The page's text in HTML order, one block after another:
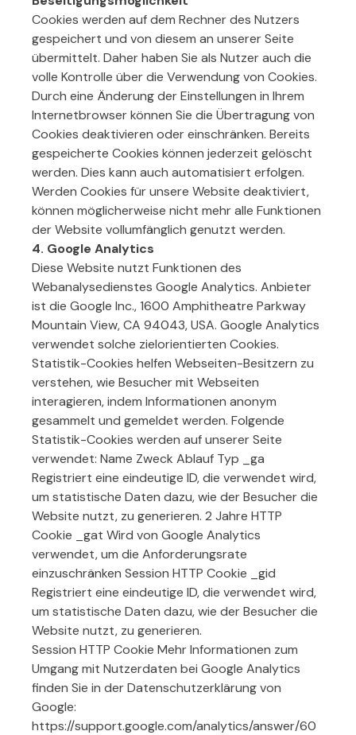
Cookies werden auf dem Rechner des Nutzers
gespeichert und von diesem an unserer Seite
übermittelt. Daher haben Sie als Nutzer auch die
volle Kontrolle über die Verwendung von Cookies.
Durch eine Änderung der Einstellungen in Ihrem
Internetbrowser können Sie die Übertragung von
Cookies deaktivieren oder einschränken. Bereits
gespeicherte Cookies können jederzeit gelöscht
werden. Dies kann auch automatisiert erfolgen.
Werden Cookies für unsere Website deaktiviert,
können möglicherweise nicht mehr alle Funktionen
der Website vollumfänglich genutzt werden.
4. Google Analytics
Diese Website nutzt Funktionen des
Webanalysedienstes Google Analytics. Anbieter
ist die Google Inc., 1600 Amphitheatre Parkway
Mountain View, CA 94043, USA. Google Analytics
verwendet solche zielorientierten Cookies.
Statistik-Cookies helfen Webseiten-Besitzern zu
verstehen, wie Besucher mit Webseiten
interagieren, indem Informationen anonym
gesammelt und gemeldet werden. Folgende
Statistik-Cookies werden auf unserer Seite
verwendet: Name Zweck Ablauf Typ _ga
Registriert eine eindeutige ID, die verwendet wird,
um statistische Daten dazu, wie der Besucher die
Website nutzt, zu generieren. 2 Jahre HTTP
Cookie _gat Wird von Google Analytics
verwendet, um die Anforderungsrate
einzuschränken Session HTTP Cookie _gid
Registriert eine eindeutige ID, die verwendet wird,
um statistische Daten dazu, wie der Besucher die
Website nutzt, zu generieren.
Session HTTP Cookie Mehr Informationen zum
Umgang mit Nutzerdaten bei Google Analytics
finden Sie in der Datenschutzerklärung von
Google:
https://support.google.com/analytics/answer/60